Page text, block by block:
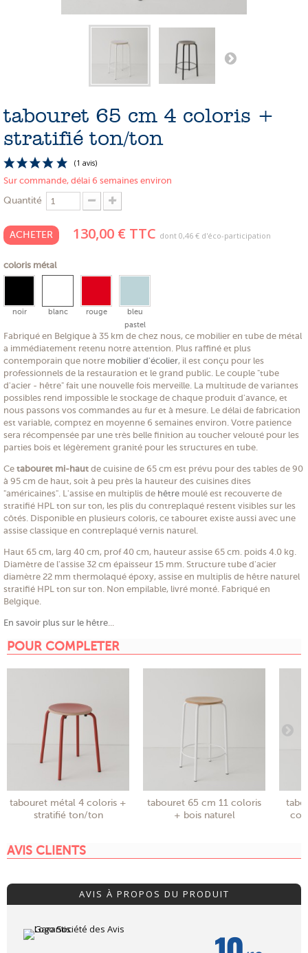
A PROPOS
LE SHOWROOM
tabouret 65 cm 4 coloris +
stratifié ton/ton
Sur commande, délai 6 semaines environ
Quantité
ACHETER 130,00 € TTC dont 0,46 € d'éco-participation
coloris métal
noir blanc rouge
bleu
pastel
Fabriqué en Belgique à 35 km de chez nous, ce mobilier en tube de métal
a immédiatement retenu notre attention. Plus raffiné et plus
contemporain que notre mobilier d'écolier, il est conçu pour les
professionnels de la restauration et le grand public. Le couple "tube
d'acier - hêtre" fait une nouvelle fois merveille. La multitude de variantes
possibles rend impossible le stockage de chaque produit d'avance, et
nous passons vos commandes au fur et à mesure. Le délai de fabrication
est variable, comptez en moyenne 6 semaines environ. Votre patience
sera récompensée par une très belle finition au toucher velouté pour les
parties bois et légèrement granité pour les structures en tube.
Ce tabouret mi-haut de cuisine de 65 cm est prévu pour des tables de 90
à 95 cm de haut, soit à peu près la hauteur des cuisines dites
"américaines". L'assise en multiplis de hêtre moulé est recouverte de
stratifié HPL ton sur ton, les plis du contreplaqué restent visibles sur les
côtés. Disponible en plusieurs coloris, ce tabouret existe aussi avec une
assise classique en contreplaqué vernis naturel.
Haut 65 cm, larg 40 cm, prof 40 cm, hauteur assise 65 cm. poids 4.0 kg.
Diamètre de l'assise 32 cm épaisseur 15 mm. Structure tube d'acier
diamètre 22 mm thermolaqué époxy, assise en multiplis de hêtre naturel
stratifié HPL ton sur ton. Non empilable, livré monté. Fabriqué en
Belgique.
En savoir plus sur le hêtre
POUR COMPLETER
tabouret métal 4 coloris +
stratifié ton/ton
tabouret 65 cm 11 coloris
+ bois naturel
AVIS CLIENTS
AVIS À PROPOS DU PRODUIT